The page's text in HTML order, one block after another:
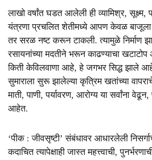
लाखो वर्षांत घडत आलेली ही व्यामिश्र, सूक्ष्म,
यंत्रणा प्रचलित शेतीमध्ये आपण केवळ बाजूला
तर सरळ नष्ट करून टाकली. त्यामुळे निर्माण
रसायनांच्या मदतीने भरून काढण्याचा
किती केविलवाणा आहे, हे जगभर सिद्ध झाले
सुमाराला सुरू झालेल्या कृत्रिम खतांच्या
माती, पाणी, पर्यावरण, आरोग्य या सर्वांना
आहेत.
‘पीक : जीवसृष्टी’ संबंधावर आधारलेली
कदाचित त्यापेक्षाही जास्त महत्त्वाची,